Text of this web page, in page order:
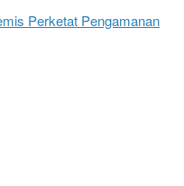
Perketat Pengamanan